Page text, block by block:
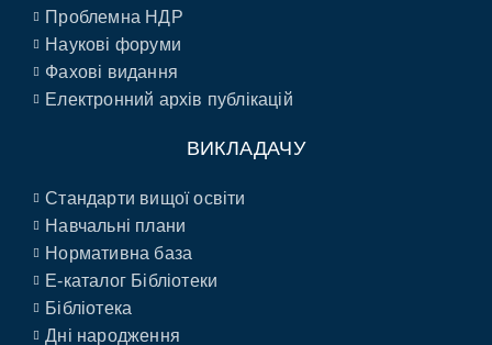
Проблемна НДР
Наукові форуми
Фахові видання
Електронний архів публікацій
ВИКЛАДАЧУ
Стандарти вищої освіти
Навчальні плани
Нормативна база
E-каталог Бібліотеки
Бібліотека
Дні народження